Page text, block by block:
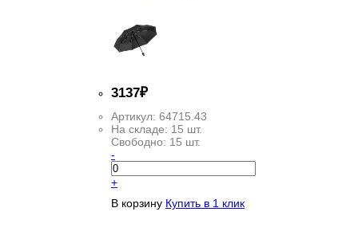
3137₽
Артикул: 64715.43
На складе: 15 шт.
Свободно: 15 шт.
-
+
В корзину Купить в 1 клик